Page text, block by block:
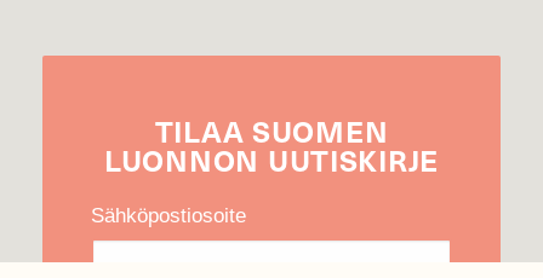
TILAA SUOMEN
LUONNON UUTIS­KIRJE
Sähköpostiosoite